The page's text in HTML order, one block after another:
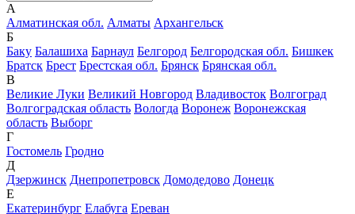
А
Алматинская обл. Алматы Архангельск
Б
Баку Балашиха Барнаул Белгород Белгородская обл. Бишкек
Братск Брест Брестская обл. Брянск Брянская обл.
В
Великие Луки Великий Новгород Владивосток Волгоград
Волгоградская область Вологда Воронеж Воронежская
область Выборг
Г
Гостомель Гродно
Д
Дзержинск Днепропетровск Домодедово Донецк
Е
Екатеринбург Елабуга Ереван